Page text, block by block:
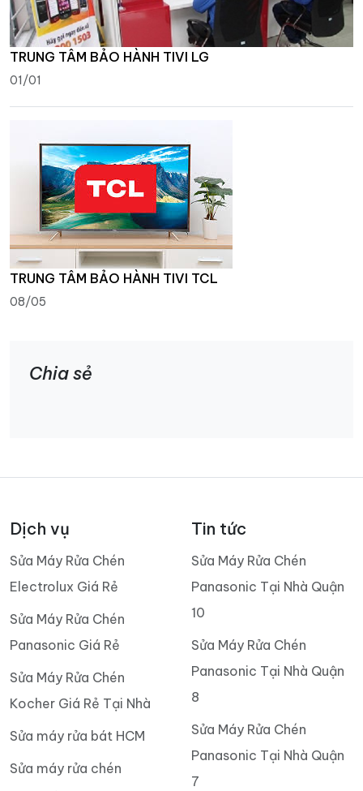
TRUNG TÂM BẢO HÀNH TIVI LG
01/01
TRUNG TÂM BẢO HÀNH TIVI TCL
08/05
Chia sẻ
Dịch vụ
Sửa Máy Rửa Chén
Electrolux Giá Rẻ
Sửa Máy Rửa Chén
Panasonic Giá Rẻ
Sửa Máy Rửa Chén
Kocher Giá Rẻ Tại Nhà
Sửa máy rửa bát HCM
Sửa máy rửa chén
Tin tức
Sửa Máy Rửa Chén
Panasonic Tại Nhà Quận
10
Sửa Máy Rửa Chén
Panasonic Tại Nhà Quận
8
Sửa Máy Rửa Chén
Panasonic Tại Nhà Quận
7